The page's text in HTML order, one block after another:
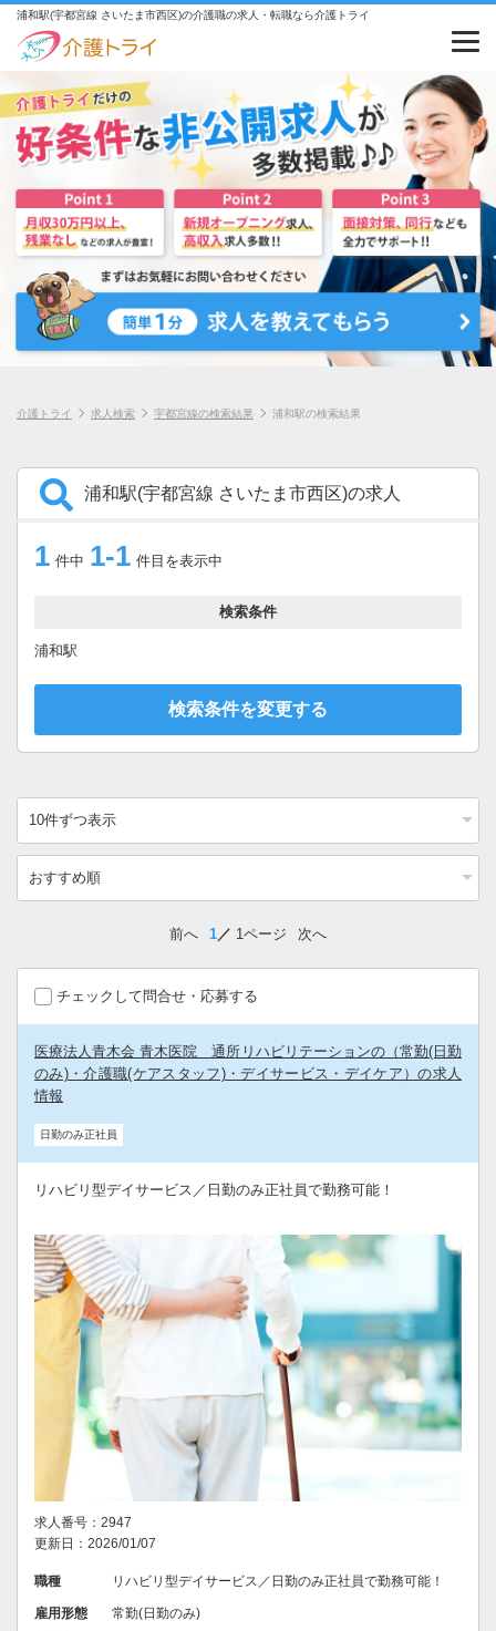
浦和駅(宇都宮線 さいたま市西区)の介護職の求人・転職なら介護トライ
介護トライ 求人検索 宇都宮線の検索結果 浦和駅の検索結果
浦和駅(宇都宮線 さいたま市西区)の求人
1 件中 1-1 件目を表示中
検索条件
浦和駅
検索条件を変更する
前へ 1 1ページ 次へ
チェックして問合せ・応募する
医療法人青木会 青木医院 通所リハビリテーションの（常勤(日勤
のみ)・介護職(ケアスタッフ)・デイサービス・デイケア）の求人
情報
日勤のみ正社員
リハビリ型デイサービス／日勤のみ正社員で勤務可能！
求人番号：2947
更新日：2026/01/07
職種 リハビリ型デイサービス／日勤のみ正社員で勤務可能！
雇用形態 常勤(日勤のみ)